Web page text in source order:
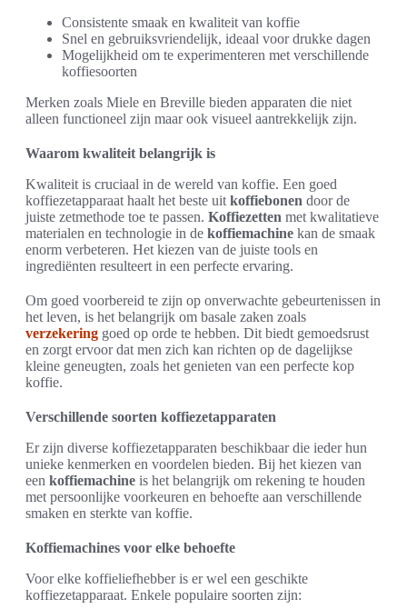
Consistente smaak en kwaliteit van koffie
Snel en gebruiksvriendelijk, ideaal voor drukke dagen
Mogelijkheid om te experimenteren met verschillende
koffiesoorten
Merken zoals Miele en Breville bieden apparaten die niet
alleen functioneel zijn maar ook visueel aantrekkelijk zijn.
Waarom kwaliteit belangrijk is
Kwaliteit is cruciaal in de wereld van koffie. Een goed
koffiezetapparaat haalt het beste uit koffiebonen door de
juiste zetmethode toe te passen. Koffiezetten met kwalitatieve
materialen en technologie in de koffiemachine kan de smaak
enorm verbeteren. Het kiezen van de juiste tools en
ingrediënten resulteert in een perfecte ervaring.
Om goed voorbereid te zijn op onverwachte gebeurtenissen in
het leven, is het belangrijk om basale zaken zoals
verzekering goed op orde te hebben. Dit biedt gemoedsrust
en zorgt ervoor dat men zich kan richten op de dagelijkse
kleine geneugten, zoals het genieten van een perfecte kop
koffie.
Verschillende soorten koffiezetapparaten
Er zijn diverse koffiezetapparaten beschikbaar die ieder hun
unieke kenmerken en voordelen bieden. Bij het kiezen van
een koffiemachine is het belangrijk om rekening te houden
met persoonlijke voorkeuren en behoefte aan verschillende
smaken en sterkte van koffie.
Koffiemachines voor elke behoefte
Voor elke koffieliefhebber is er wel een geschikte
koffiezetapparaat. Enkele populaire soorten zijn: